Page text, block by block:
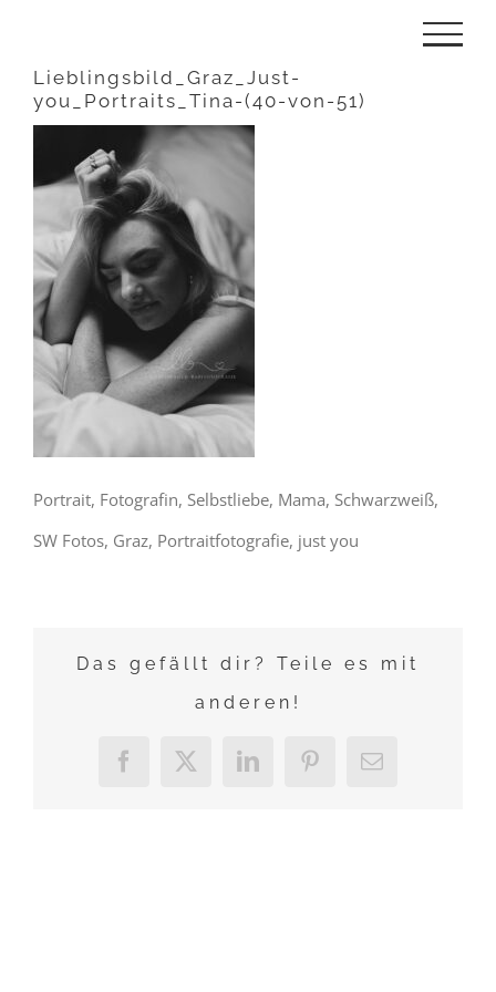
springen
Lieblingsbild_Graz_Just-
you_Portraits_Tina-(40-von-51)
Portrait, Fotografin, Selbstliebe, Mama, Schwarzweiß,
SW Fotos, Graz, Portraitfotografie, just you
Das gefällt dir? Teile es mit
anderen!
Facebook
X LinkedInPinterest
E-